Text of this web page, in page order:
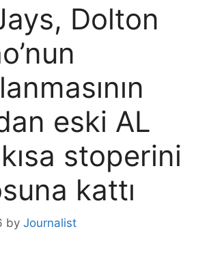
Dolton
eski AL
stoperini
kattı
by Journalist